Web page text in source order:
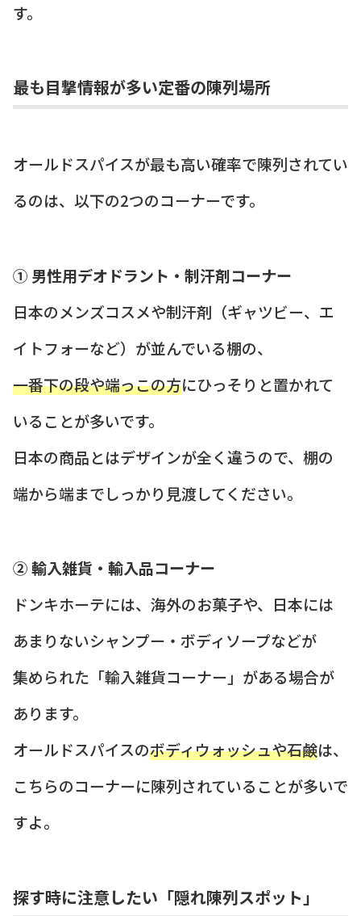
す。
最も目撃情報が多い定番の陳列場所
オールドスパイスが最も高い確率で陳列されてい
るのは、以下の2つのコーナーです。
① 男性用デオドラント・制汗剤コーナー
日本のメンズコスメや制汗剤（ギャツビー、エ
イトフォーなど）が並んでいる棚の、
一番下の段や端っこの方にひっそりと置かれて
いることが多いです。
日本の商品とはデザインが全く違うので、棚の
端から端までしっかり見渡してください。
② 輸入雑貨・輸入品コーナー
ドンキホーテには、海外のお菓子や、日本には
あまりないシャンプー・ボディソープなどが
集められた「輸入雑貨コーナー」がある場合が
あります。
オールドスパイスのボディウォッシュや石鹸は、
こちらのコーナーに陳列されていることが多いで
すよ。
探す時に注意したい「隠れ陳列スポット」